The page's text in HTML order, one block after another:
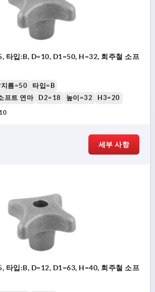
타입:B, D=10, D1=50, H=32, 회주철 소프
지름=50
타입=B
프트 연마
D2=18 높이=32 H3=20
세부 사항
타입:B, D=12, D1=63, H=40, 회주철 소프